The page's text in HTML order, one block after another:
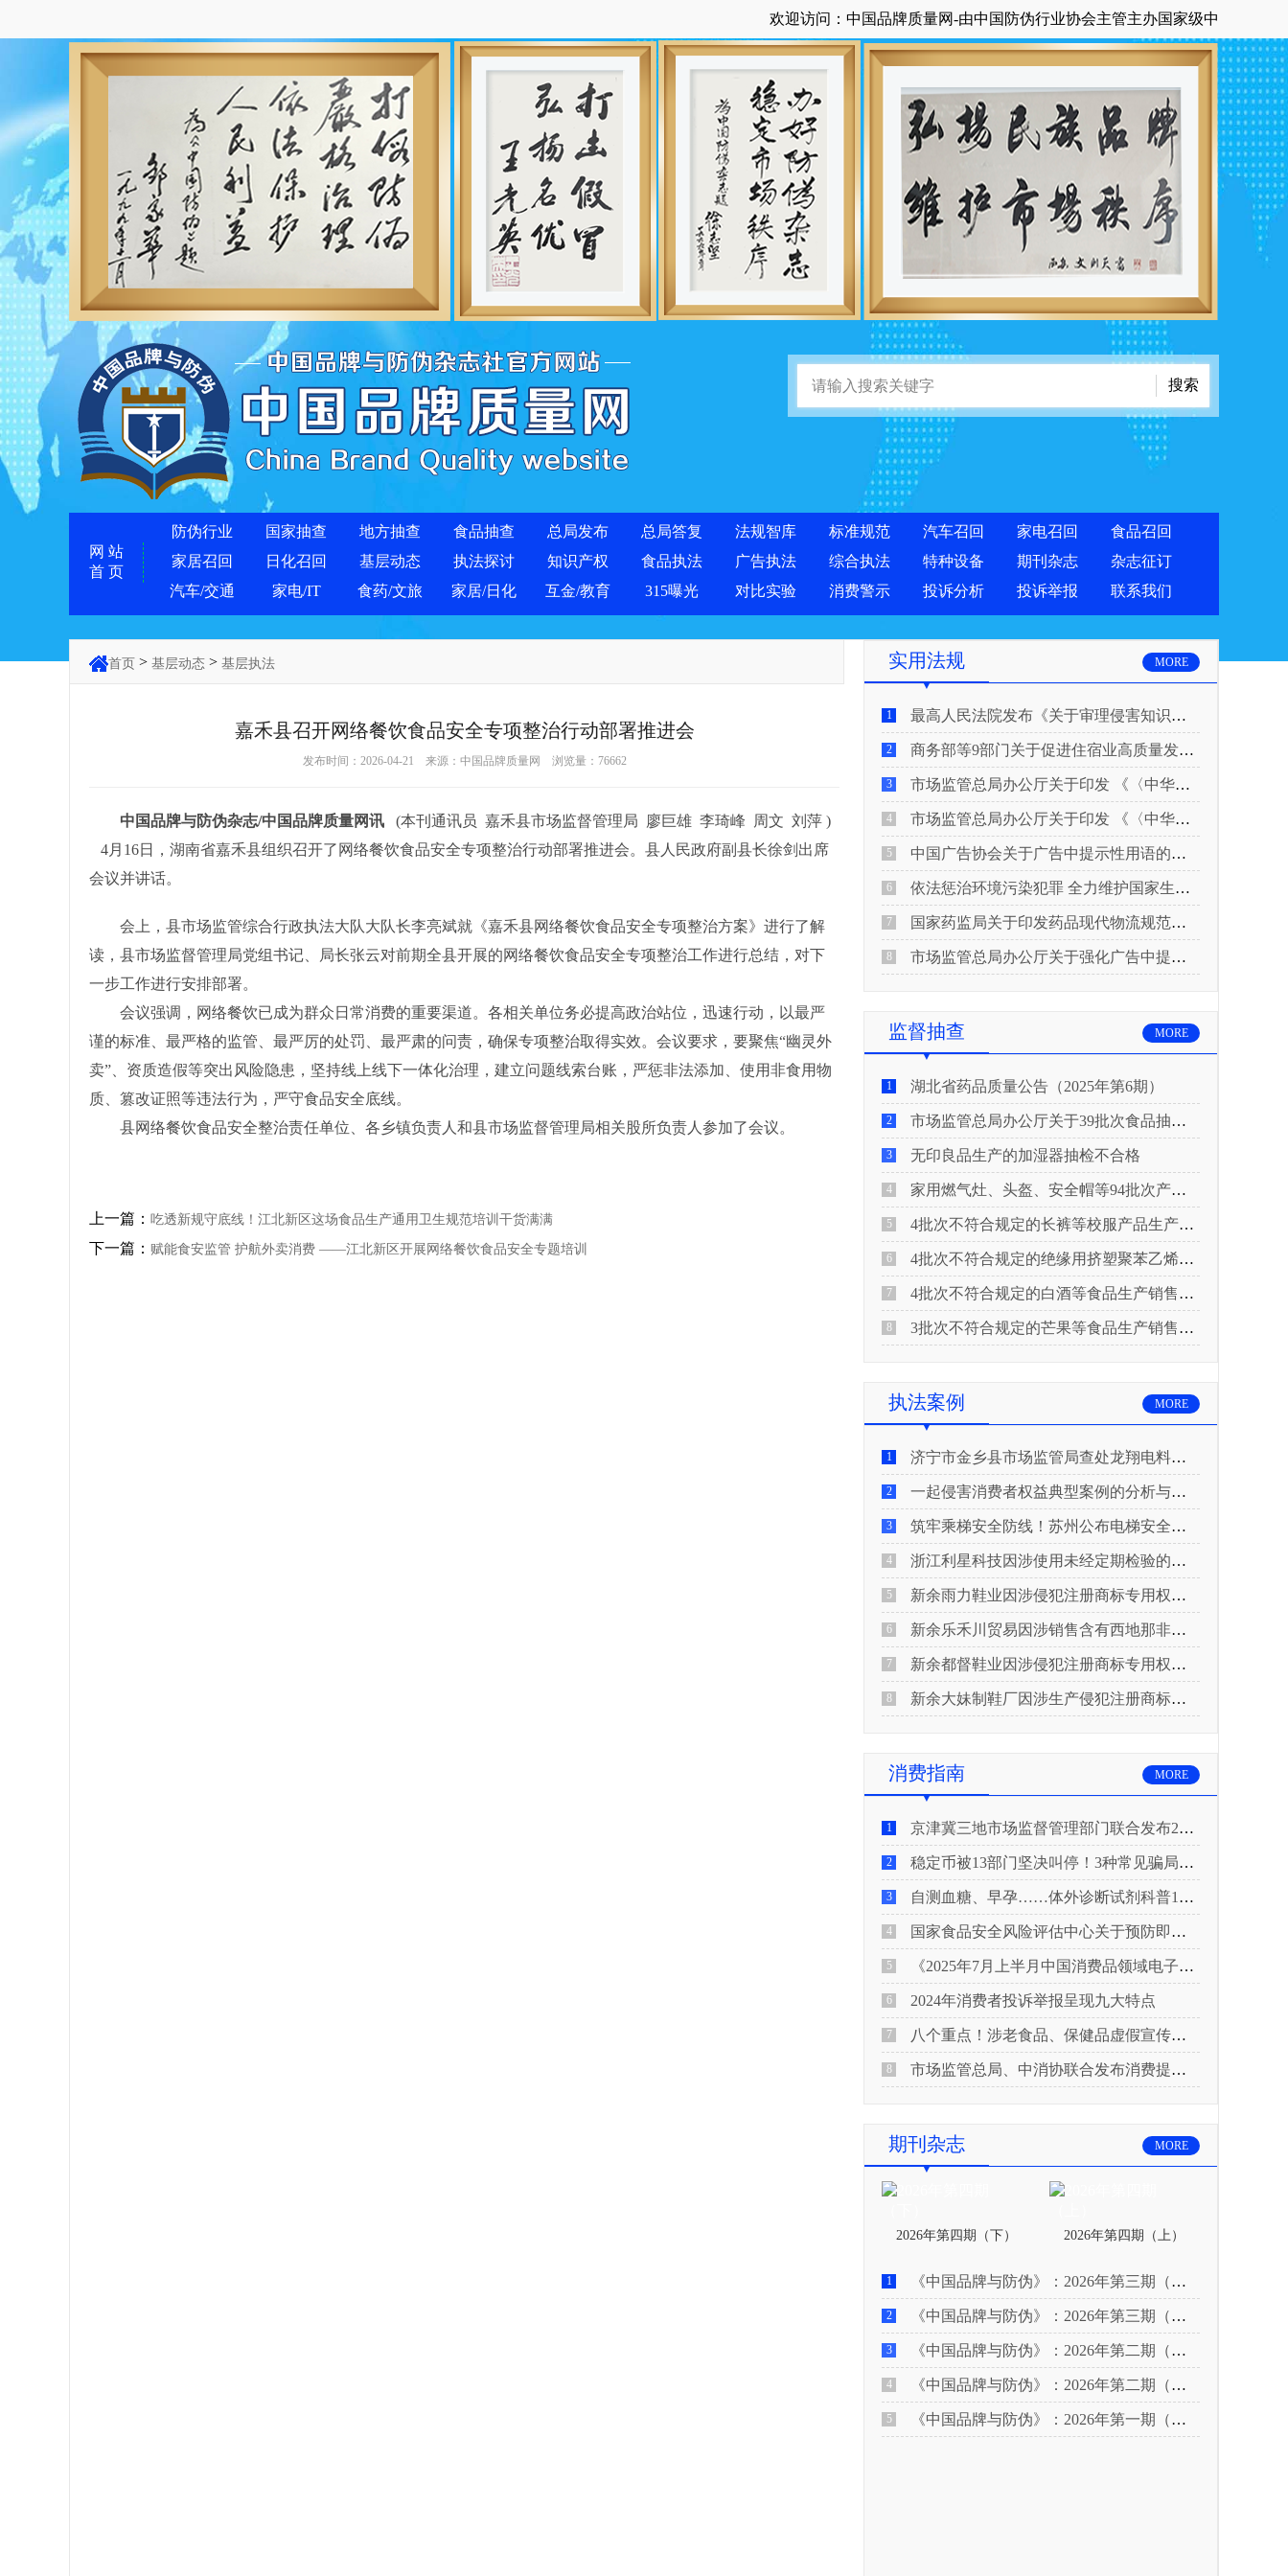
欢迎访问：中国品牌质量网-由中国防伪行业协会主管主办国家级中央在京科技期
网 站
首 页
防伪行业 国家抽查 地方抽查 食品抽查 总局发布 总局答复 法规智库 标准规范 汽车召回 家电召回
食品召回
家居召回
日化召回 基层动态 执法探讨 知识产权 食品执法 广告执法 综合执法 特种设备 期刊杂志
杂志征订
汽车/交通
家电/IT 食药/文旅 家居/日化 互金/教育 315曝光 对比实验 消费警示 投诉分析 投诉举报 联系我们
首页 > 基层动态 > 基层执法
嘉禾县召开网络餐饮食品安全专项整治行动部署推进会
发布时间：2026-04-21 来源： 中国品牌质量网 浏览量： 76662
中国品牌与防伪杂志/中国品牌质量网讯
(本刊通讯员 嘉禾县市场监督管理局 廖巨雄 李琦峰 周文 刘萍 )
4月16日，湖南省嘉禾县组织召开了网络餐饮食品安全专项整治行动部署推进会。县人民政府副县长徐剑出席
会议并讲话。
会上，县市场监管综合行政执法大队大队长李亮斌就《嘉禾县网络餐饮食品安全专项整治方案》进行了解
读，县市场监督管理局党组书记、局长张云对前期全县开展的网络餐饮食品安全专项整治工作进行总结，对下
一步工作进行安排部署。
会议强调，网络餐饮已成为群众日常消费的重要渠道。各相关单位务必提高政治站位，迅速行动，以最严
谨的标准、最严格的监管、最严厉的处罚、最严肃的问责，确保专项整治取得实效。会议要求，要聚焦“幽灵外
卖”、资质造假等突出风险隐患，坚持线上线下一体化治理，建立问题线索台账，严惩非法添加、使用非食用物
质、篡改证照等违法行为，严守食品安全底线。
县网络餐饮食品安全整治责任单位、各乡镇负责人和县市场监督管理局相关股所负责人参加了会议。
上一篇： 吃透新规守底线！江北新区这场食品生产通用卫生规范培训干货满满
下一篇： 赋能食安监管 护航外卖消费 ——江北新区开展网络餐饮食品安全专题培训
实用法规 MORE
1 最高人民法院发布《关于审理侵害知识产权民事纠纷案件适用惩罚性赔偿的解释》
2 商务部等9部门关于促进住宿业高质量发展的指导意见
3 市场监管总局办公厅关于印发 《〈中华人民共和国广告法〉适用问题 执法指南（二）》的通知
4 市场监管总局办公厅关于印发 《〈中华人民共和国广告法〉适用问题 执法指南（一）》的通知
5 中国广告协会关于广告中提示性用语的合规风险提示
6 依法惩治环境污染犯罪 全力维护国家生态安全 “两高”公布《关于修改〈最高人民法院、最高人民检察院关于办理环境污染刑事案件适用法律若干问题的解释〉的决定》
7 国家药监局关于印发药品现代物流规范化建设指导意见的通知
8 市场监管总局办公厅关于强化广告中提示性用语监管工作的通知
监督抽查 MORE
1 湖北省药品质量公告（2025年第6期）
2 市场监管总局办公厅关于39批次食品抽检不合格情况的通报
3 无印良品生产的加湿器抽检不合格
4 家用燃气灶、头盔、安全帽等94批次产品抽查不合格！
5 4批次不符合规定的长裤等校服产品生产销售企业被济南市市场监管局通报！
6 4批次不符合规定的绝缘用挤塑聚苯乙烯泡沫板（XPS）等产品生产销售企业被广元市市场监督管理局通报！
7 4批次不符合规定的白酒等食品生产销售企业被重庆市市场监督管理局通告！
8 3批次不符合规定的芒果等食品生产销售企业被长治市屯留区市场监督管理局公告！
执法案例 MORE
1 济宁市金乡县市场监管局查处龙翔电料批发部非法销售电线电缆案
2 一起侵害消费者权益典型案例的分析与启示
3 筑牢乘梯安全防线！苏州公布电梯安全领域典型案例
4 浙江利星科技因涉使用未经定期检验的压力管道被查
5 新余雨力鞋业因涉侵犯注册商标专用权被查
6 新余乐禾川贸易因涉销售含有西地那非的保健食品被查
7 新余都督鞋业因涉侵犯注册商标专用权被查
8 新余大妹制鞋厂因涉生产侵犯注册商标专用权的产品被查
消费指南 MORE
1 京津冀三地市场监督管理部门联合发布2026年春节期间消费提示
2 稳定币被13部门坚决叫停！3种常见骗局“套路”曝光
3 自测血糖、早孕……体外诊断试剂科普10问来了！建议收藏
4 国家食品安全风险评估中心关于预防即食真空包装肉制品肉毒中毒的风险提示
5 《2025年7月上半月中国消费品领域电子电器行业产品质量投诉分析报告》
6 2024年消费者投诉举报呈现九大特点
7 八个重点！涉老食品、保健品虚假宣传识别技巧
8 市场监管总局、中消协联合发布消费提示：关注检测报告：果蔬安全的“通行证”
期刊杂志 MORE
2026年第四期（下） 2026年第四期（上）
1 《中国品牌与防伪》：2026年第三期（下）
2 《中国品牌与防伪》：2026年第三期（上）
3 《中国品牌与防伪》：2026年第二期（下）
4 《中国品牌与防伪》：2026年第二期（上）
5 《中国品牌与防伪》：2026年第一期（下）